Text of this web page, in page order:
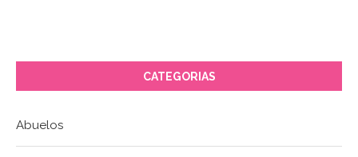
CATEGORIAS
Abuelos